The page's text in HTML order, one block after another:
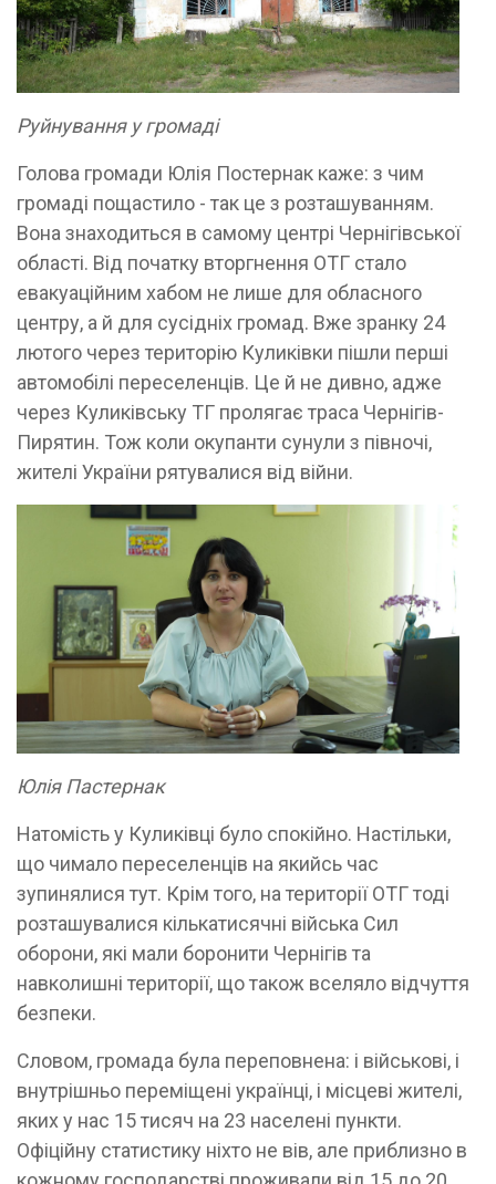
Руйнування у громаді
Голова громади Юлія Постернак каже: з чим
громаді пощастило - так це з розташуванням.
Вона знаходиться в самому центрі Чернігівської
області. Від початку вторгнення ОТГ стало
евакуаційним хабом не лише для обласного
центру, а й для сусідніх громад. Вже зранку 24
лютого через територію Куликівки пішли перші
автомобілі переселенців. Це й не дивно, адже
через Куликівську ТГ пролягає траса Чернігів-
Пирятин. Тож коли окупанти сунули з півночі,
жителі України рятувалися від війни.
Юлія Пастернак
Натомість у Куликівці було спокійно. Настільки,
що чимало переселенців на якийсь час
зупинялися тут. Крім того, на території ОТГ тоді
розташувалися кількатисячні війська Сил
оборони, які мали боронити Чернігів та
навколишні території, що також вселяло відчуття
безпеки.
Словом, громада була переповнена: і військові, і
внутрішньо переміщені українці, і місцеві жителі,
яких у нас 15 тисяч на 23 населені пункти.
Офіційну статистику ніхто не вів, але приблизно в